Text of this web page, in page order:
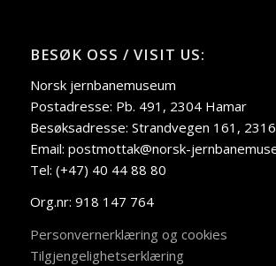
BESØK OSS / VISIT US:
Norsk jernbanemuseum
Postadresse: Pb. 491, 2304 Hamar
Besøksadresse: Strandvegen 161,
Email: postmottak@norsk-
Tel: (+47) 40 44 88 80
Org.nr: 918 147 764
Personvernerklæring og cookies
Tilgjengelighetserklæring